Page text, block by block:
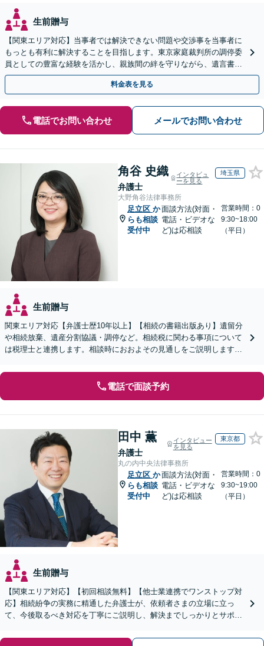
生前贈与
【関東エリア対応】当事者では解決できない問題や交渉事を当事者に
もっとも有利に解決することを目指します。東京家庭裁判所の調停委
員としての豊富な経験を活かし、親族間の絆を守りながら、遺言書作
成から相続放棄まで相続問題を誠実にサポートいたします。
料金表を見る
電話でお問い合わせ メールでお問い合わせ
角谷 史織
弁護士
インタビュ
ーを見る
埼玉県
大野角谷法律事務所
足立区 か
らも相談
受付中
面談方法(対面・
電話・ビデオな
ど)は応相談
営業時間：0
9:30~18:00
（平日）
生前贈与
関東エリア対応【弁護士歴10年以上】【相続の書籍出版あり】遺留分
や相続放棄、遺産分割協議・調停など。相続税に関わる事項について
は税理士と連携します。相談時におおよその見通しをご説明します
電話で面談予約
田中 薫
弁護士
インタビュー
を見る
東京都
丸の内中央法律事務所
足立区 か
らも相談
受付中
面談方法(対面・
電話・ビデオな
ど)は応相談
営業時間：0
9:30~19:00
（平日）
生前贈与
【関東エリア対応】【初回相談無料】【他士業連携でワンストップ対
応】相続紛争の実務に精通した弁護士が、依頼者さまの立場に立っ
て、今後取るべき対応を丁寧にご説明し、解決までしっかりとサポー